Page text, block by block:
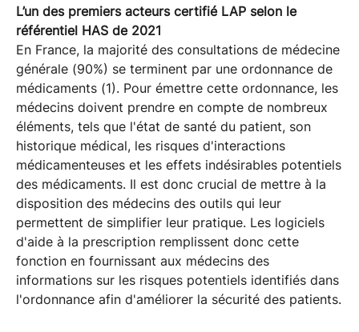
L’un des premiers acteurs certifié LAP selon le
référentiel HAS de 2021
En France, la majorité des consultations de médecine
générale (90%) se terminent par une ordonnance de
médicaments (1). Pour émettre cette ordonnance, les
médecins doivent prendre en compte de nombreux
éléments, tels que l'état de santé du patient, son
historique médical, les risques d'interactions
médicamenteuses et les effets indésirables potentiels
des médicaments. Il est donc crucial de mettre à la
disposition des médecins des outils qui leur
permettent de simplifier leur pratique. Les logiciels
d'aide à la prescription remplissent donc cette
fonction en fournissant aux médecins des
informations sur les risques potentiels identifiés dans
l'ordonnance afin d'améliorer la sécurité des patients.